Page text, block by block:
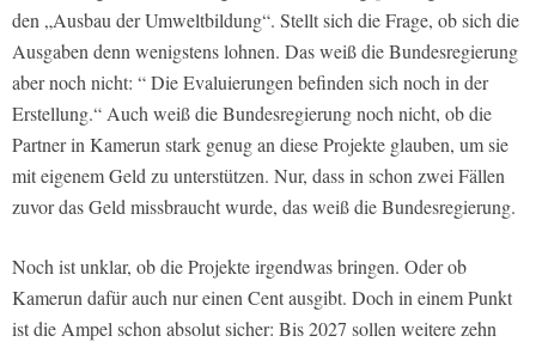
den „Ausbau der Umweltbildung“. Stellt sich die Frage, ob sich die
Ausgaben denn wenigstens lohnen. Das weiß die Bundesregierung
aber noch nicht: “ Die Evaluierungen befinden sich noch in der
Erstellung.“ Auch weiß die Bundesregierung noch nicht, ob die
Partner in Kamerun stark genug an diese Projekte glauben, um sie
mit eigenem Geld zu unterstützen. Nur, dass in schon zwei Fällen
zuvor das Geld missbraucht wurde, das weiß die Bundesregierung.
Noch ist unklar, ob die Projekte irgendwas bringen. Oder ob
Kamerun dafür auch nur einen Cent ausgibt. Doch in einem Punkt
ist die Ampel schon absolut sicher: Bis 2027 sollen weitere zehn